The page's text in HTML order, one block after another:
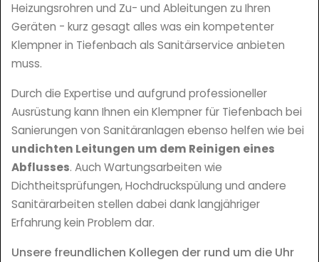
Heizungsrohren und Zu- und Ableitungen zu Ihren
Geräten - kurz gesagt alles was ein kompetenter
Klempner in Tiefenbach als Sanitärservice anbieten
muss.
Durch die Expertise und aufgrund professioneller
Ausrüstung kann Ihnen ein Klempner für Tiefenbach bei
Sanierungen von Sanitäranlagen ebenso helfen wie bei
undichten Leitungen um dem Reinigen eines
Abflusses. Auch Wartungsarbeiten wie
Dichtheitsprüfungen, Hochdruckspülung und andere
Sanitärarbeiten stellen dabei dank langjähriger
Erfahrung kein Problem dar.
Unsere freundlichen Kollegen der rund um die Uhr